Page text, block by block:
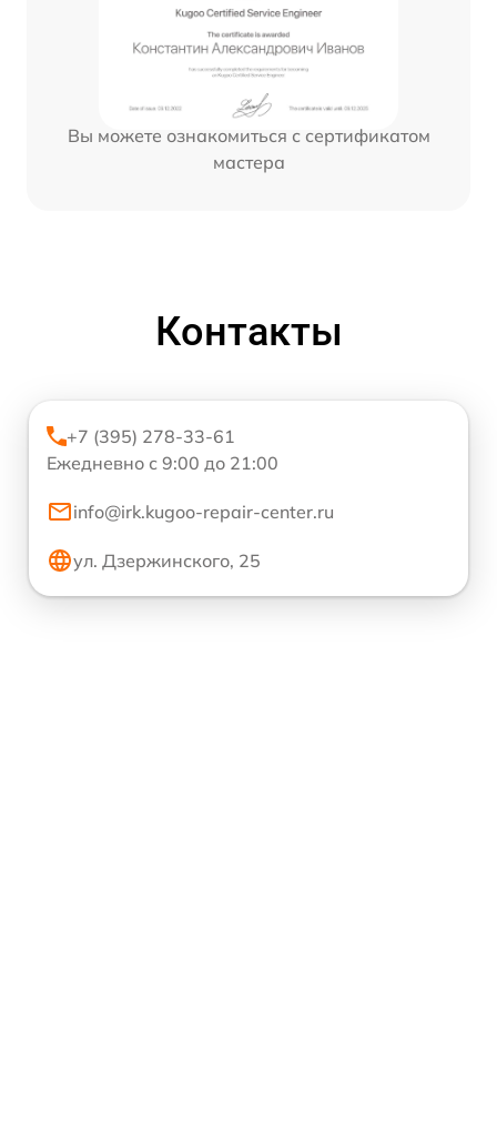
Вы можете ознакомиться с сертификатом
мастера
Контакты
+7 (395) 278-33-61
Ежедневно с 9:00 до 21:00
info@irk.kugoo-repair-center.ru
ул. Дзержинского, 25